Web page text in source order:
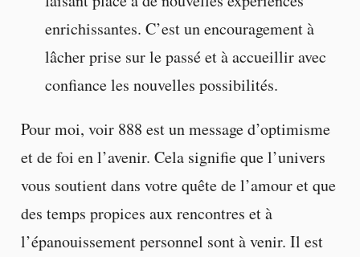
enrichissantes. C’est un encouragement à
lâcher prise sur le passé et à accueillir avec
confiance les nouvelles possibilités.
Pour moi, voir 888 est un message d’optimisme
et de foi en l’avenir. Cela signifie que l’univers
vous soutient dans votre quête de l’amour et que
des temps propices aux rencontres et à
l’épanouissement personnel sont à venir. Il est